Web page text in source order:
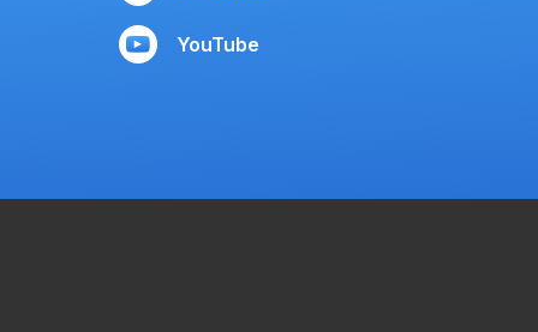
YouTube